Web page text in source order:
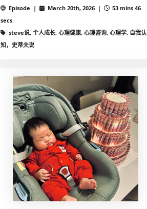
Episode | March 20th, 2026 |
53 mins 46
secs
steve说, 个人成长, 心理健康, 心理咨询, 心理学, 自我认
知，史蒂夫说